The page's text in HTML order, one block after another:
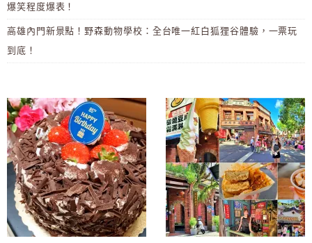
爆笑程度爆表！
高雄內門新景點！野森動物學校：全台唯一紅白狐狸谷體驗，一票玩
到底！